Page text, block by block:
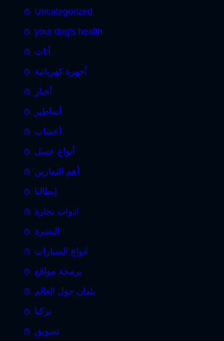
Uncategorized
your dog's health
أثاث
أجهزة كهربائية
أخبار
أساطير
أعشاب
أنواع عسل
أهم التمارين
إيطاليا
ادوات نجارة
البشرة
انواع السيارات
برمجة مواقع
بلدان حول العالم
تركيا
تسويق